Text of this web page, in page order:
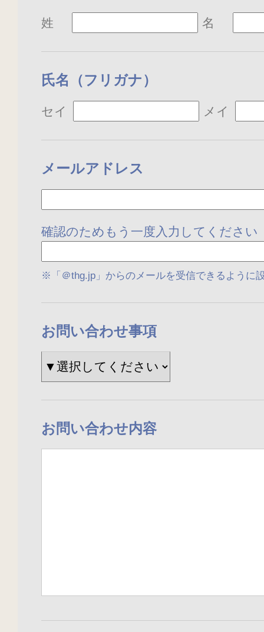
姓 名
氏名（フリガナ）
セイ メイ
メールアドレス
確認のためもう一度入力してください
※「＠thg.jp」からのメールを受信できるように
お問い合わせ事項
お問い合わせ内容